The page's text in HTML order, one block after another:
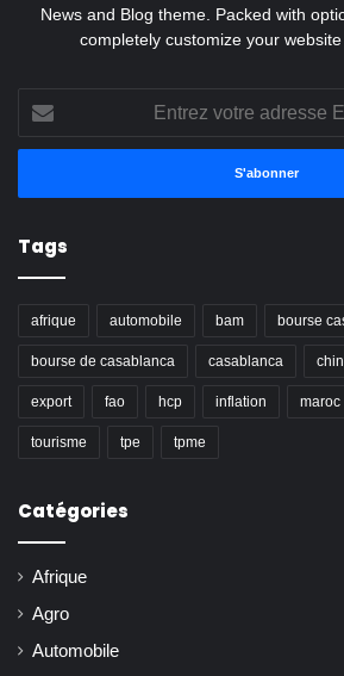
News and Blog theme. Packed with
completely customize your
votre
adresse
Tags
afrique automobile bam bourse
bourse de casablanca casablanca
export fao hcp inflation maroc
tourisme tpe tpme
Catégories
Afrique
Agro
Automobile